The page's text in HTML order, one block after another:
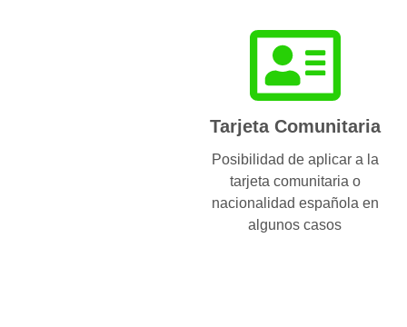
Tarjeta Comunitaria
Posibilidad de aplicar a la
tarjeta comunitaria o
nacionalidad española en
algunos casos